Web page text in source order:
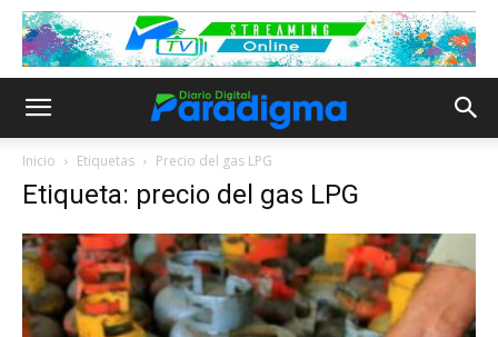
Inicio Etiquetas Precio del gas LPG
Etiqueta: precio del gas LPG